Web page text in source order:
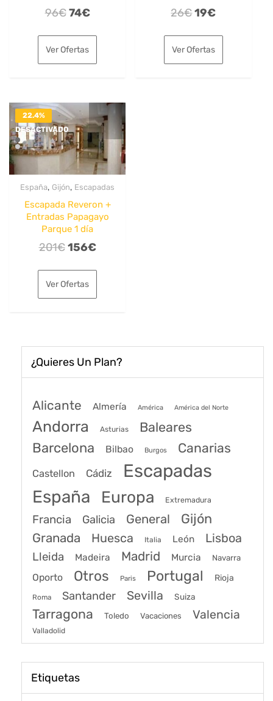
96€ El
original
era:
74€El
es:
Ver Ofertas
26€El
original
era:
19€El
es:
Ver Ofertas
22.4%
DESACTIVADO
España, Gijón, Escapadas
Escapada Reveron +
Entradas Papagayo
Parque 1 día
201€ El
original
era:
156€El
es:
Ver Ofertas
¿Quieres Un Plan?
Alicante Almería América América del Norte
Andorra Asturias Baleares
Barcelona Bilbao Burgos Canarias
Castellon Cádiz Escapadas
España Europa Extremadura
Francia Galicia General Gijón
Granada Huesca Italia León Lisboa
Lleida Madeira Madrid Murcia Navarra
Oporto Otros Paris Portugal Rioja
Roma Santander Sevilla Suiza
Tarragona Toledo Vacaciones Valencia
Valladolid
Etiquetas